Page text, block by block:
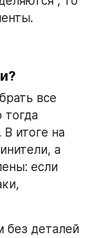
все
тогда
В итоге на
а
если
без деталей